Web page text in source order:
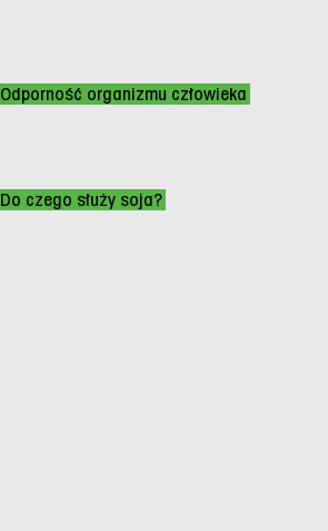
Odporność organizmu człowieka
Do czego służy soja?